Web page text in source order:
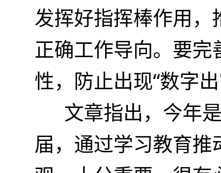
发挥好指挥棒作用
正确工作导向。要
性，防止出现“数字
文章指出，今年是
届，通过学习教育